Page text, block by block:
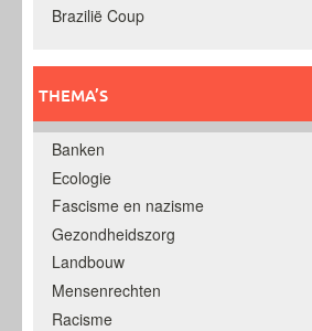
Brazilië Coup
THEMA’S
Banken
Ecologie
Fascisme en nazisme
Gezondheidszorg
Landbouw
Mensenrechten
Racisme